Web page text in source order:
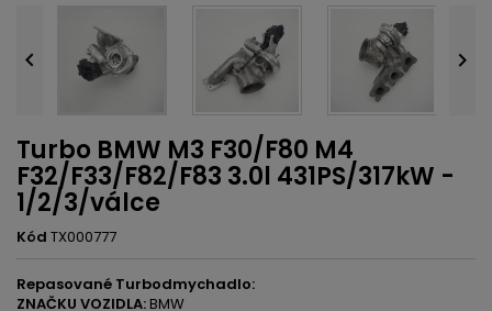
 
Turbo BMW M3 F30/F80 M4
F32/F33/F82/F83 3.0l 431PS/317kW -
1/2/3/válce
Kód TX000777
Repasované Turbodmychadlo:
ZNAČKU VOZIDLA:BMW